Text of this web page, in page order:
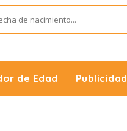
de Edad Publicidad